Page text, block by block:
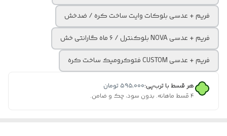
فریم + عدسی بلوکات وایت ساخت کره / ضدخش
فریم + عدسی NOVA بلوکنترل / ۶ ماه گارانتی خش
فریم + عدسی CUSTOM فتوکرومیک ساخت کره
هر قسط با ترب‌پی:۵۹۵٬۰۰۰ تومان
۴ قسط ماهانه. بدون سود، چک و ضامن.